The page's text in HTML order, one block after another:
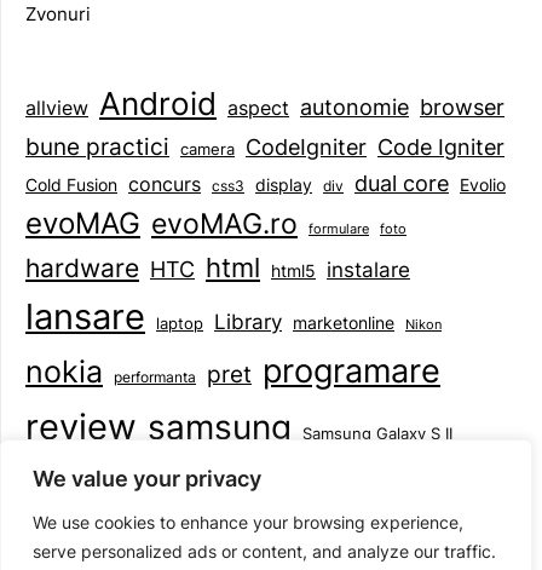
We value your privacy
We use cookies to enhance your browsing experience,
serve personalized ads or content, and analyze our traffic.
Zvonuri
allview Android aspect autonomie browser
bune practici camera CodeIgniter Code Igniter
Cold Fusion concurs css3 display div dual core Evolio
evoMAG evoMAG.ro formulare foto
hardware HTC html html5 instalare
lansare laptop Library marketonline Nikon
nokia performanta pret programare
review samsung Samsung Galaxy S II
smartphone specificatii standarde